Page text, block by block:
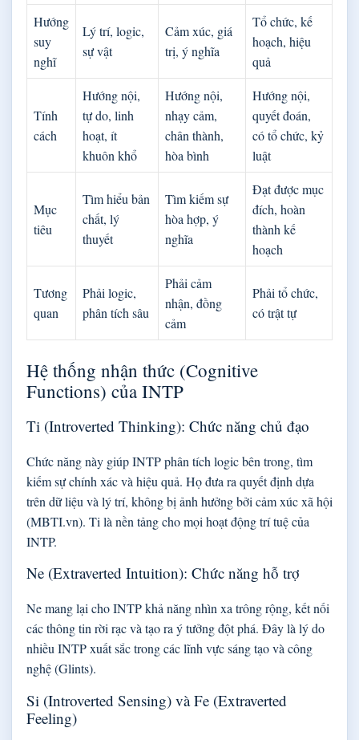
Hướng
suy
nghĩ
Lý trí, logic,
sự vật
Cảm xúc, giá
trị, ý nghĩa
Tổ chức, kế
hoạch, hiệu
quả
Tính
cách
Hướng nội,
tự do, linh
hoạt, ít
khuôn khổ
Hướng nội,
nhạy cảm,
chân thành,
hòa bình
Hướng nội,
quyết đoán,
có tổ chức, kỷ
luật
Mục
tiêu
Tìm hiểu bản
chất, lý
thuyết
Tìm kiếm sự
hòa hợp, ý
nghĩa
Đạt được mục
đích, hoàn
thành kế
hoạch
Tương
quan
Phải logic,
phân tích sâu
Phải cảm
nhận, đồng
cảm
Phải tổ chức,
có trật tự
Hệ thống nhận thức (Cognitive
Functions) của INTP
Ti (Introverted Thinking): Chức năng chủ đạo
Chức năng này giúp INTP phân tích logic bên trong, tìm
kiếm sự chính xác và hiệu quả. Họ đưa ra quyết định dựa
trên dữ liệu và lý trí, không bị ảnh hưởng bởi cảm xúc xã hội
(MBTI.vn). Ti là nền tảng cho mọi hoạt động trí tuệ của
INTP.
Ne (Extraverted Intuition): Chức năng hỗ trợ
Ne mang lại cho INTP khả năng nhìn xa trông rộng, kết nối
các thông tin rời rạc và tạo ra ý tưởng đột phá. Đây là lý do
nhiều INTP xuất sắc trong các lĩnh vực sáng tạo và công
nghệ (Glints).
Si (Introverted Sensing) và Fe (Extraverted
Feeling)